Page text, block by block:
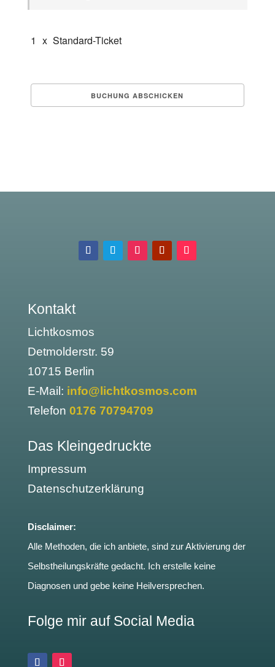
1 x Standard-Ticket
Kontakt
Lichtkosmos
Detmolderstr. 59
10715 Berlin
E-Mail: info@lichtkosmos.com
Telefon 0176 70794709
Das Kleingedruckte
Impressum
Datenschutzerklärung
Disclaimer:
Alle Methoden, die ich anbiete, sind zur Aktivierung der
Selbstheilungskräfte gedacht. Ich erstelle keine
Diagnosen und gebe keine Heilversprechen.
Folge mir auf Social Media